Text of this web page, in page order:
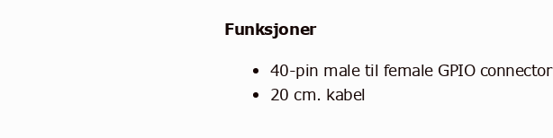
Funksjoner
40-pin male til female GPIO connector
20 cm. kabel